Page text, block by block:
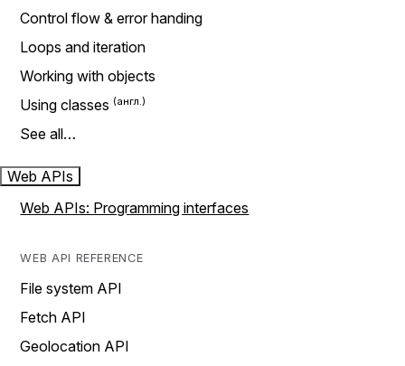
Control flow & error handing
Loops and iteration
Working with objects
Using classes
See all…
Web APIs
Web APIs: Programming interfaces
WEB API REFERENCE
File system API
Fetch API
Geolocation API